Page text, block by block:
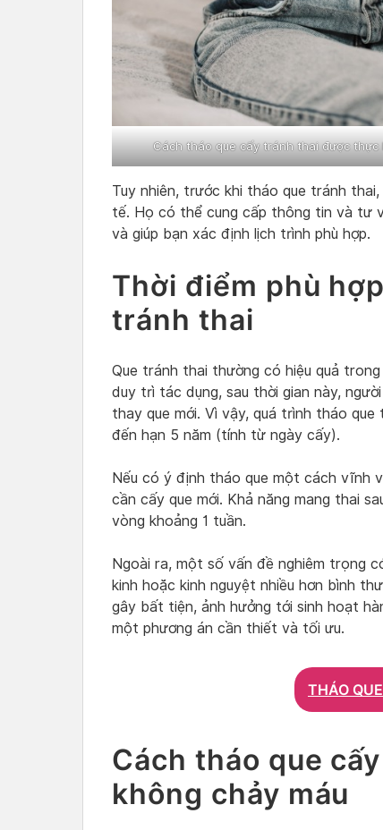
Cách tháo que cấy tránh thai được
Tuy nhiên, trước khi tháo que tránh
tế. Họ có thể cung cấp thông tin và tư
và giúp bạn xác định lịch trình phù hợp.
Thời điểm phù
tránh thai
Que tránh thai thường có hiệu quả
duy trì tác dụng, sau thời gian này,
thay que mới. Vì vậy, quá trình tháo
đến hạn 5 năm (tính từ ngày cấy).
Nếu có ý định tháo que một cách vĩnh
cần cấy que mới. Khả năng mang thai
vòng khoảng 1 tuần.
Ngoài ra, một số vấn đề nghiêm trọng
kinh hoặc kinh nguyệt nhiều hơn bình
gây bất tiện, ảnh hưởng tới sinh hoạt
một phương án cần thiết và tối ưu.
THÁO
Cách tháo que
không chảy máu